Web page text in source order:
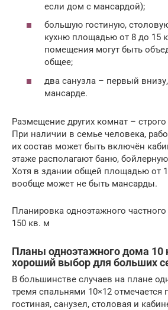
если дом с мансардой);
большую гостиную,
кухню площадью от 8 до 15
помещения могут быть
общее;
два санузла – первый
мансарде.
Размещение других комнат –
При наличии в семье человека,
их состав может быть включён
этаже располагают баню,
Хотя в здании общей площадью от
вообще может не быть мансарды.
Планировка одноэтажного
150 кв. м
Планы одноэтажного дома 10
хороший выбор для больших
В большинстве случаев на плане
тремя спальнями 10×12 отмечается
гостиная, санузел, столовая и